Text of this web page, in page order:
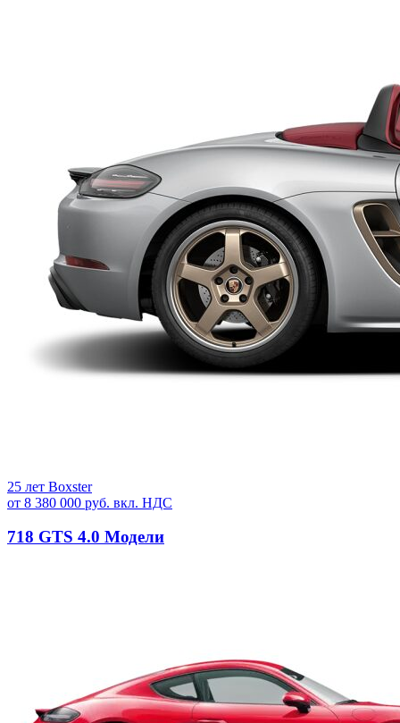
25 лет Boxster
от 8 380 000 руб. вкл. НДС
718 GTS 4.0 Модели